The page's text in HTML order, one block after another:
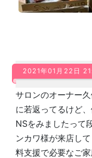
2021年01月22日
サロンのオーナー
に若返ってるけど
NSをみましたって
ンカワ様が来店し
料支援で必要なご